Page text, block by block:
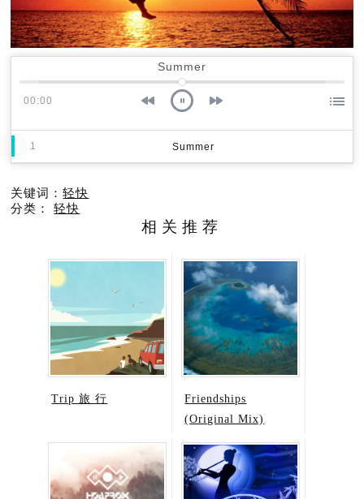
Summer
00:00
1 Summer
关键词：轻快
分类：轻快
相关推荐
Trip 旅 行
Friendships
(Original Mix)